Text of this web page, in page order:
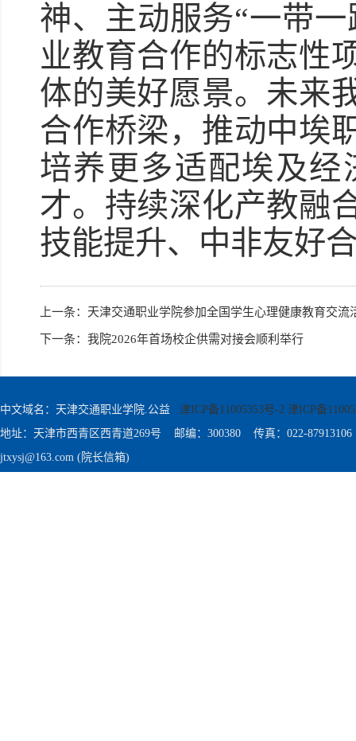
神、主动服务“一带
业教育合作的标志性
体的美好愿景。未来
合作桥梁，推动中埃
培养更多适配埃及
才。持续深化产教融
技能提升、中非友好
上一条： 天津交通职业学院参加全国学生心理健康教育交流
下一条： 我院2026年首场校企供需对接会顺利举行
中文域名：天津交通职业学院.公益 津ICP备11005353号-2 津ICP备
地址：天津市西青区西青道269号 邮编：300380 传真：022-87913106
jtxysj@163.com (院长信箱)